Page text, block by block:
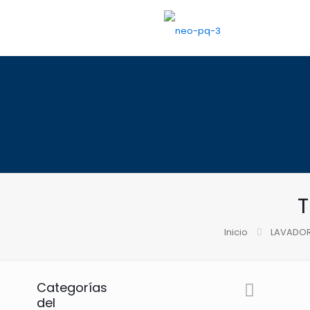
Inicio
Categorías
del